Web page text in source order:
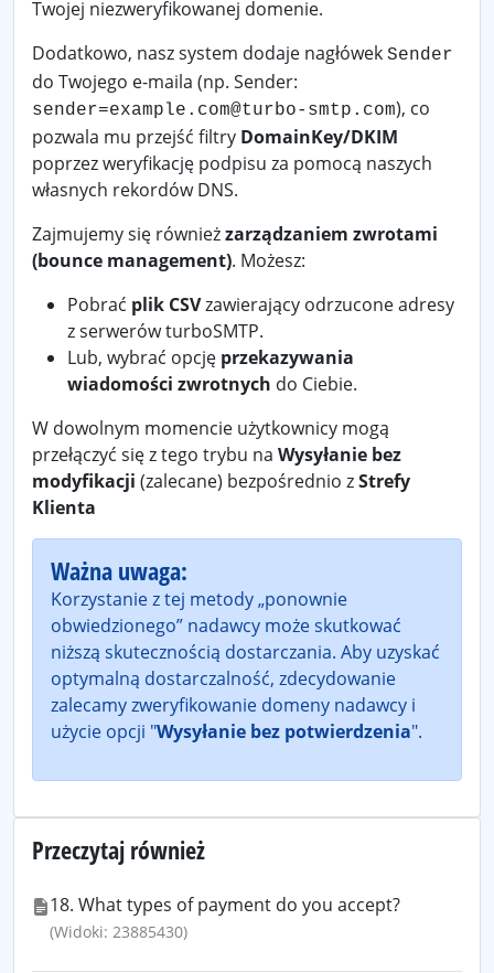
Twojej niezweryfikowanej domenie.
Dodatkowo, nasz system dodaje nagłówek Sender
do Twojego e-maila (np. Sender:
sender=example.com@turbo-smtp.com), co
pozwala mu przejść filtry DomainKey/DKIM
poprzez weryfikację podpisu za pomocą naszych
własnych rekordów DNS.
Zajmujemy się równieżzarządzaniem zwrotami
(bounce management). Możesz:
Pobrać plik CSVzawierający odrzucone adresy
z serwerów turboSMTP.
Lub, wybrać opcję przekazywania
wiadomości zwrotnych do Ciebie.
W dowolnym momencie użytkownicy mogą
przełączyć się z tego trybu na Wysyłanie bez
modyfikacji (zalecane) bezpośrednio zStrefy
Klienta
Ważna uwaga:
Korzystanie z tej metody „ponownie
obwiedzionego” nadawcy może skutkować
niższą skutecznością dostarczania. Aby uzyskać
optymalną dostarczalność, zdecydowanie
zalecamy zweryfikowanie domeny nadawcy i
użycie opcji "Wysyłanie bez potwierdzenia".
Przeczytaj również
18. What types of payment do you accept?
(Widoki: 23885430)